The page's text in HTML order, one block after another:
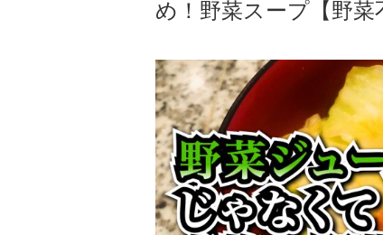
め！野菜スープ【野菜